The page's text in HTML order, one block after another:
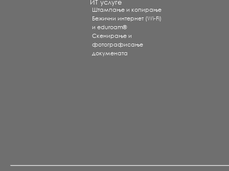
ИТ услуге
Штампање и копирање
Бежични интернет (Wi-Fi)
и eduroam®
Скенирање и
фотографисање
докумената